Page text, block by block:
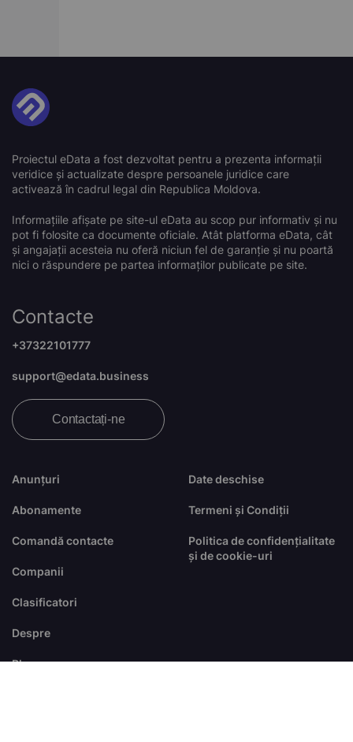
Proiectul eData a fost dezvoltat pentru a prezenta informații
veridice și actualizate despre persoanele juridice care
activează în cadrul legal din Republica Moldova.
Informațiile afișate pe site-ul eData au scop pur informativ și nu
pot fi folosite ca documente oficiale. Atât platforma eData, cât
și angajații acesteia nu oferă niciun fel de garanție și nu poartă
nici o răspundere pe partea informaților publicate pe site.
Anunțuri
Abonamente
Comandă contacte
Companii
Clasificatori
Despre
Blog
Date deschise
Termeni și Condiții
Politica de confidențialitate
și de cookie-uri
Contacte
+37322101777
support@edata.business
Contactați-ne